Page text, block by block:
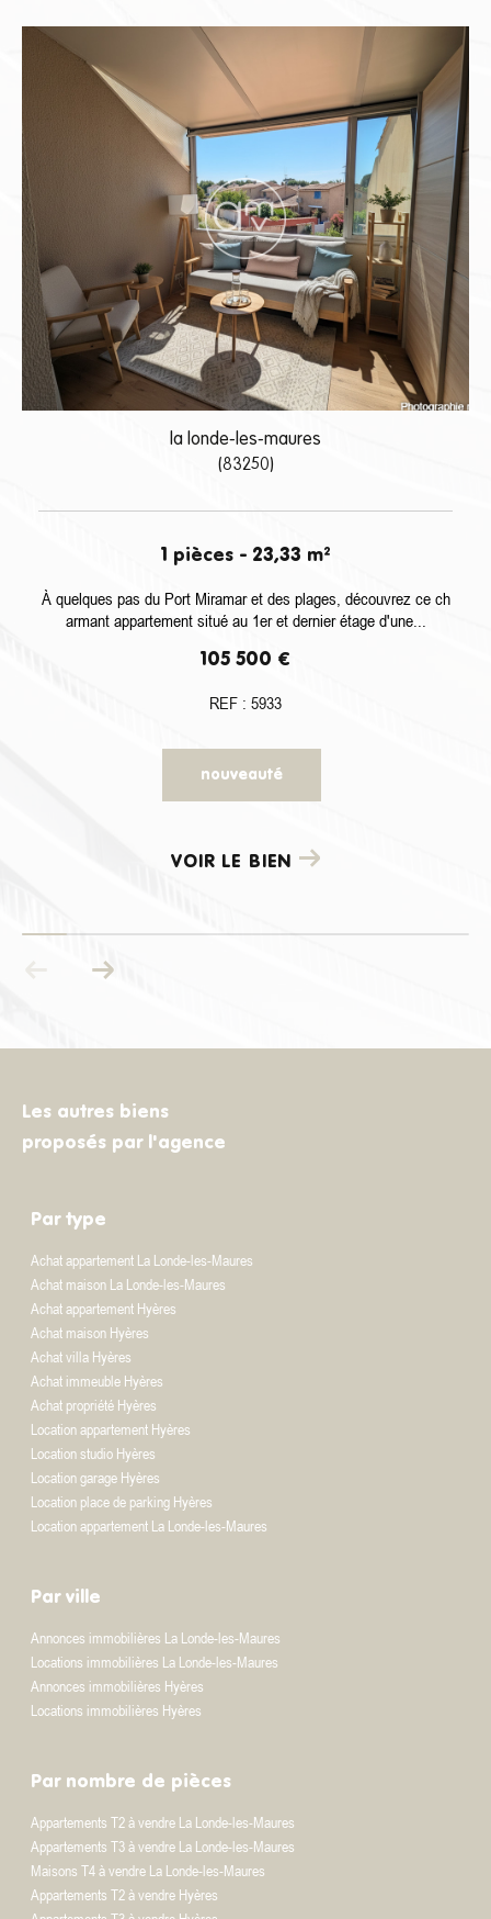
la londe-les-maures
(83250)
1 pièces - 23,33 m²
À quelques pas du Port Miramar et des plages, découvrez ce ch
armant appartement situé au 1er et dernier étage d'une...
105 500 €
REF : 5933
nouveauté
VOIR LE BIEN
Les autres biens
proposés par l'agence
Par type
Achat appartement La Londe-les-Maures
Achat maison La Londe-les-Maures
Achat appartement Hyères
Achat maison Hyères
Achat villa Hyères
Achat immeuble Hyères
Achat propriété Hyères
Location appartement Hyères
Location studio Hyères
Location garage Hyères
Location place de parking Hyères
Location appartement La Londe-les-Maures
Par ville
Annonces immobilières La Londe-les-Maures
Locations immobilières La Londe-les-Maures
Annonces immobilières Hyères
Locations immobilières Hyères
Par nombre de pièces
Appartements T2 à vendre La Londe-les-Maures
Appartements T3 à vendre La Londe-les-Maures
Maisons T4 à vendre La Londe-les-Maures
Appartements T2 à vendre Hyères